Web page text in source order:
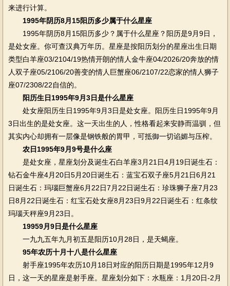
来进行计算。
1995年阴历8月15阳历多少属于什么星座
1995年阴历8月15阳历多少？属于什么星座？阳历是9月9日，
是处女座。你可查汉典万年历。星座是按阳历划分的星座出生日期
类型白羊座03/2104/19热情开朗的情人金牛座04/2026/20奔放的情
人双子座05/2106/20善变的情人巨蟹座06/2107/22恋家的情人狮子
座07/2308/22自信的。
阳历生日1995年9月3日是什么星座
处女座阳历生日1995年9月3日是处女座。阳历生日1995年9月
3日出生的是处女座。这一天出生的人，性格看起来安静而温驯，但
其实内心却拥有一层像是钢铁般的胃甲，可抵御一切谄媚与压榨。
农日1995年9月9号是什么座
是处女座，星座划分及诞生石白羊座3月21日4月19日诞生石：
钻石金牛座4月20日5月20日诞生石：蓝宝石双子座5月21日6月21
日诞生石：玛瑙巨蟹座6月22日7月22日诞生石：珍珠狮子座7月23
日8月22日诞生石：红宝石处女座8月23日9月22日诞生石：红条纹
玛瑙天秤座9月23日。
19959月9日是什么星座
一九九五年九月初五是阳历10月28日，是天蝎座。
95年农历十月十八是什么星座
射手座1995年农历10月18日对应的阳历日期是1995年12月9
日，这一天的星座是射手座。星座划分如下：水瓶座：1月20日-2月